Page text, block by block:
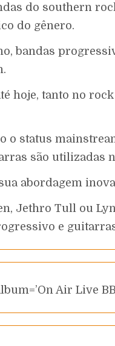
do southern
do gênero.
bandas
hoje, tanto no
o status
são utilizadas
abordagem
Jethro Tull ou
e
Air Live